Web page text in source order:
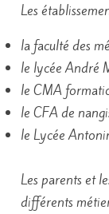
Les
la faculté des
le lycée André
le CMA
le CFA de
le Lycée
Les parents et
différents